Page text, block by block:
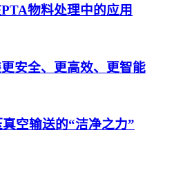
物料处理中的应用
安全、更高效、更智能
空输送的“洁净之力”